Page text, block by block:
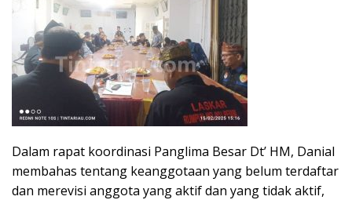
Dalam rapat koordinasi Panglima Besar Dt’ HM, Danial
membahas tentang keanggotaan yang belum terdaftar
dan merevisi anggota yang aktif dan yang tidak aktif,